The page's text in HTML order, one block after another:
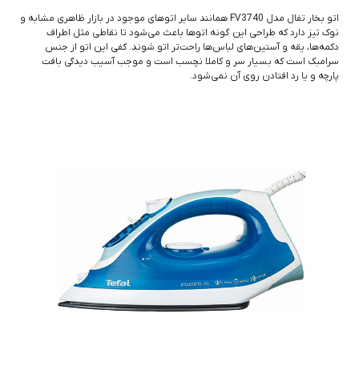
اتو بخار تفال مدل FV3740 همانند سایر اتوهای موجود در بازار ظاهری مشابه و
نوک تیز دارد که طراحی این گونه اتوها باعث می‌شود تا نقاطی مثل اطراف
دکمه‌ها، یقه و آستین‌های لباس‌ها راحت‌تر اتو شوند. کفی این اتو از جنس
سرامبک است که بسیار سر و کاملا نچسب است و موجب آسیب دیدگی بافت
پارچه و یا رد افتادن روی آن نمی‌شود.